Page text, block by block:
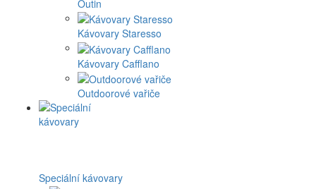
Outin
Kávovary Staresso
Kávovary Cafflano
Outdoorové vařiče
Speciální kávovary